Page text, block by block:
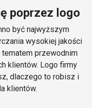
poprzez logo
być najwyższym
wysokiej jakości
tematem przewodnim
klientów. Logo firmy
dlaczego to robisz i
klientów.